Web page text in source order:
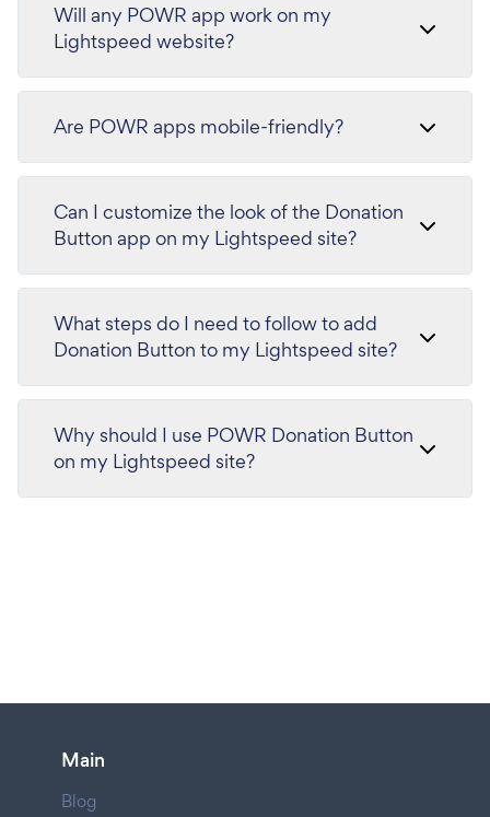
Will any POWR app work on my
Lightspeed website?
Are POWR apps mobile-friendly?
Can I customize the look of the Donation
Button app on my Lightspeed site?
What steps do I need to follow to add
Donation Button to my Lightspeed site?
Why should I use POWR Donation Button
on my Lightspeed site?
Main
Blog